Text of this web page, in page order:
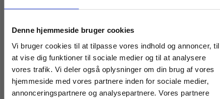
Denne hjemmeside bruger cookies
Vi bruger cookies til at tilpasse vores indhold og annoncer, til
at vise dig funktioner til sociale medier og til at analysere
vores trafik. Vi deler også oplysninger om din brug af vores
hjemmeside med vores partnere inden for sociale medier,
annonceringspartnere og analysepartnere. Vores partnere
Pris på lærerabonnement
1.000 kr. ekskl. moms
Prisen er pr. halve år pr. produkt, og
Køb læremidler og find masterclasses mm.
Fortsæt som:
For privatkunder og For institutioner og